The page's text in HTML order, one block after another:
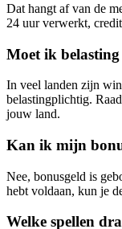
Dat hangt af van de
24 uur verwerkt,
Moet ik
In veel landen zijn
belastingplichtig.
jouw land.
Kan ik mijn
Nee, bonusgeld is
hebt voldaan, kun je
Welke spellen